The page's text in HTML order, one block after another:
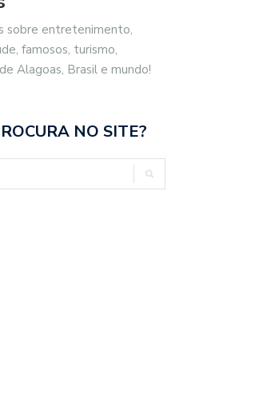
sobre entretenimento,
famosos, turismo,
Alagoas, Brasil e mundo!
NO SITE?